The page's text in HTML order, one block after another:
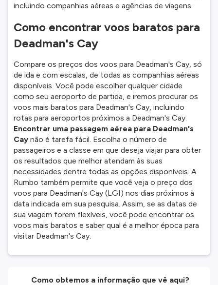
incluindo companhias aéreas e agências de viagens.
Como encontrar voos baratos para
Deadman's Cay
Compare os preços dos voos para Deadman's Cay, só
de ida e com escalas, de todas as companhias aéreas
disponíveis. Você pode escolher qualquer cidade
como seu aeroporto de partida, e iremos procurar os
voos mais baratos para Deadman's Cay, incluindo
rotas para aeroportos próximos a Deadman's Cay.
Encontrar uma passagem aérea para Deadman's
Cay não é tarefa fácil. Escolha o número de
passageiros e a classe em que deseja viajar para obter
os resultados que melhor atendam às suas
necessidades dentre todas as opções disponíveis. A
Rumbo também permite que você veja o preço dos
voos para Deadman's Cay (LGI) nos dias próximos à
data indicada em sua pesquisa. Assim, se as datas de
sua viagem forem flexíveis, você pode encontrar os
voos mais baratos e saber qual é a melhor época para
visitar Deadman's Cay.
Como obtemos a informação que vê aqui?